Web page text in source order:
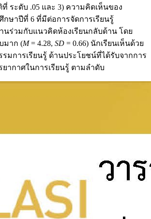
ระดับ .05 และ 3) ความคิดเห็นของ
กษาปีที่ 6 ที่มีต่อการจัดการเรียนรู้
นร่วมกับแนวคิดห้องเรียนกลับด้าน โดย
มาก (M= 4.28, SD = 0.66) นักเรียนเห็นด้วย
มการเรียนรู้ ด้านประโยชน์ที่ได้รับจากการ
ยากาศในการเรียนรู้ ตามลำดับ